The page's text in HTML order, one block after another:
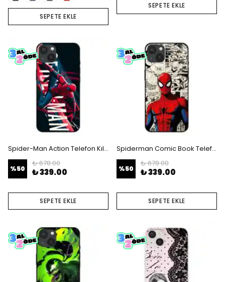
SEPETE EKLE
SEPETE EKLE
Spider-Man Action Telefon Kılıfı
%50
₺ 678.00
₺ 339.00
SEPETE EKLE
Spiderman Comic Book Telefon Kılıfı
%50
₺ 678.00
₺ 339.00
SEPETE EKLE